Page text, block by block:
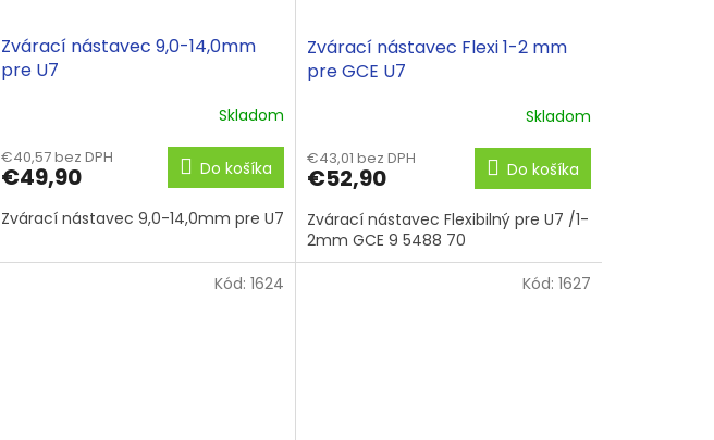
Zvárací nástavec 9,0-14,0mm
pre U7
Skladom
€40,57 bez DPH
€49,90 Do košíka
Zvárací nástavec 9,0-14,0mm pre U7
Zvárací nástavec Flexi 1-2 mm
pre GCE U7
Skladom
€43,01 bez DPH
€52,90 Do košíka
Zvárací nástavec Flexibilný pre U7 /1-
2mm GCE 9 5488 70
Kód: 1624 Kód: 1627